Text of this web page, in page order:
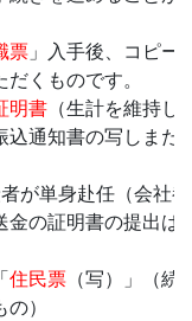
票 」入手後、コピー
くものです。
明書 （生計を維持し
通知書の写しまた
が単身赴任（会社都
の証明書の提出は
住民票 （写）」（続
）